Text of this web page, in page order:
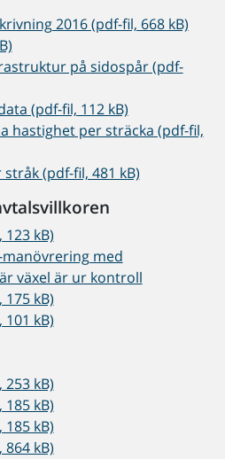
2016 (pdf-fil, 668 kB)
på sidospår (pdf-
(pdf-fil, 112 kB)
hastighet per sträcka (pdf-fil,
(pdf-fil, 481 kB)
123 kB)
manövrering med
växel är ur kontroll
175 kB)
101 kB)
253 kB)
185 kB)
185 kB)
864 kB)